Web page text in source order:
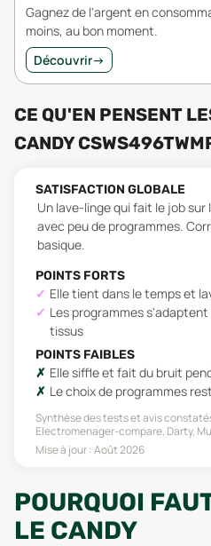
Gagnez de l'argent en
moins, au bon moment.
Découvrir→
CE QU'EN PENSENT
CANDY
SATISFACTION GLOBALE
Un lave-linge qui fait le job
avec peu de programmes.
basique.
POINTS FORTS
Elle tient dans le temps et
Les programmes
tissus
POINTS FAIBLES
Elle siffle et fait du bruit
Le choix de programmes
Synthèse des tests et avis
Electromenager-compare, Darty,
Mise à jour :Août 2026
POURQUOI
LE CANDY